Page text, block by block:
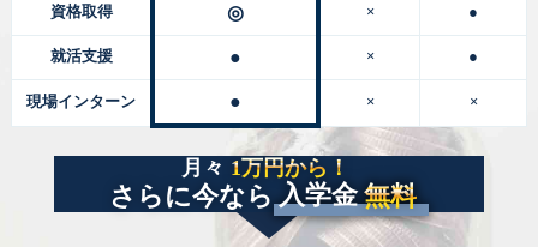
資格取得 ◎ × ●
就活支援 ● × ●
現場インターン ● × ×
月々 1万円から！
さらに今なら 入学金 無料